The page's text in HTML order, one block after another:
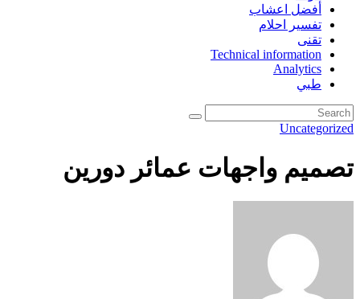
أفضل اعشاب
تفسير احلام
تقنى
Technical information
Analytics
طبي
Uncategorized
تصميم واجهات عمائر دورين